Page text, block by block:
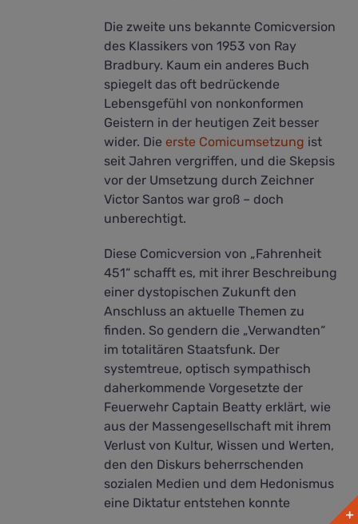
Die zweite uns bekannte Comicversion
des Klassikers von 1953 von Ray
Bradbury. Kaum ein anderes Buch
spiegelt das oft bedrückende
Lebensgefühl von nonkonformen
Geistern in der heutigen Zeit besser
wider. Die erste Comicumsetzung ist
seit Jahren vergriffen, und die Skepsis
vor der Umsetzung durch Zeichner
Victor Santos war groß – doch
unberechtigt.
Diese Comicversion von „Fahrenheit
451“ schafft es, mit ihrer Beschreibung
einer dystopischen Zukunft den
Anschluss an aktuelle Themen zu
finden. So gendern die „Verwandten“
im totalitären Staatsfunk. Der
systemtreue, optisch sympathisch
daherkommende Vorgesetzte der
Feuerwehr Captain Beatty erklärt, wie
aus der Massengesellschaft mit ihrem
Verlust von Kultur, Wissen und Werten,
den den Diskurs beherrschenden
sozialen Medien und dem Hedonismus
eine Diktatur entstehen konnte